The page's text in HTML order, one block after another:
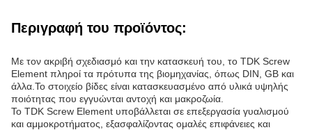
Περιγραφή του προϊόντος:
Με τον ακριβή σχεδιασμό και την κατασκευή του, το TDK Screw
Element πληροί τα πρότυπα της βιομηχανίας, όπως DIN, GB και
άλλα.Το στοιχείο βίδες είναι κατασκευασμένο από υλικά υψηλής
ποιότητας που εγγυώνται αντοχή και μακροζωία.
Το TDK Screw Element υποβάλλεται σε επεξεργασία γυαλισμού
και αμμοκροτήματος, εξασφαλίζοντας ομαλές επιφάνειες και